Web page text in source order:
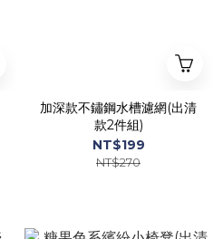
加深款不鏽鋼水槽濾網(出清
款2件組)
NT$199
NT$270